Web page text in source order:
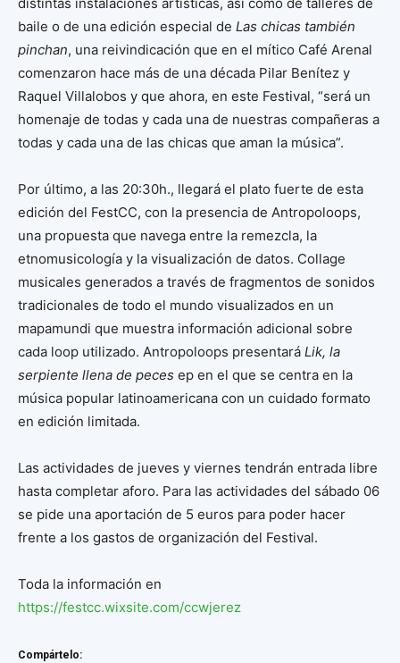
distintas instalaciones artísticas, así como de talleres de
baile o de una edición especial de Las chicas también
pinchan, una reivindicación que en el mítico Café Arenal
comenzaron hace más de una década Pilar Benítez y
Raquel Villalobos y que ahora, en este Festival, “será un
homenaje de todas y cada una de nuestras compañeras a
todas y cada una de las chicas que aman la música”.
Por último, a las 20:30h., llegará el plato fuerte de esta
edición del FestCC, con la presencia de Antropoloops,
una propuesta que navega entre la remezcla, la
etnomusicología y la visualización de datos. Collage
musicales generados a través de fragmentos de sonidos
tradicionales de todo el mundo visualizados en un
mapamundi que muestra información adicional sobre
cada loop utilizado. Antropoloops presentará Lik, la
serpiente llena de peces ep en el que se centra en la
música popular latinoamericana con un cuidado formato
en edición limitada.
Las actividades de jueves y viernes tendrán entrada libre
hasta completar aforo. Para las actividades del sábado 06
se pide una aportación de 5 euros para poder hacer
frente a los gastos de organización del Festival.
Toda la información en
https://festcc.wixsite.com/ccwjerez
Compártelo: